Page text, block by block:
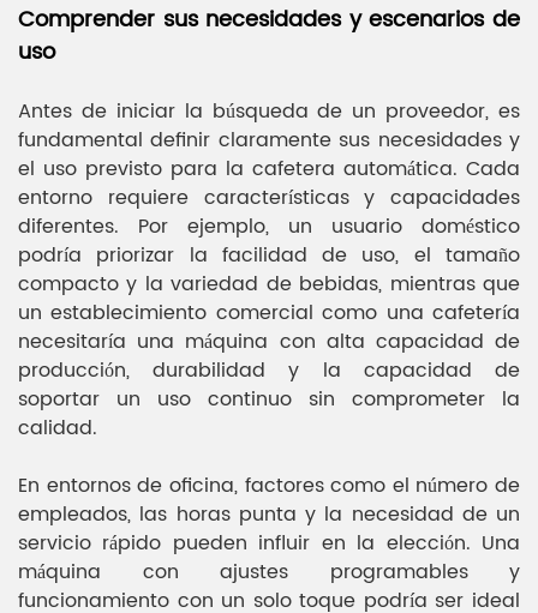
Comprender sus necesidades y escenarios de
uso
Antes de iniciar la búsqueda de un proveedor, es
fundamental definir claramente sus necesidades y
el uso previsto para la cafetera automática. Cada
entorno requiere características y capacidades
diferentes. Por ejemplo, un usuario doméstico
podría priorizar la facilidad de uso, el tamaño
compacto y la variedad de bebidas, mientras que
un establecimiento comercial como una cafetería
necesitaría una máquina con alta capacidad de
producción, durabilidad y la capacidad de
soportar un uso continuo sin comprometer la
calidad.
En entornos de oficina, factores como el número de
empleados, las horas punta y la necesidad de un
servicio rápido pueden influir en la elección. Una
máquina con ajustes programables y
funcionamiento con un solo toque podría ser ideal